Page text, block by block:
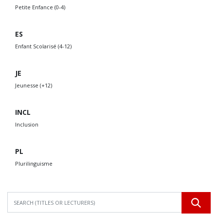
Petite Enfance (0-4)
ES
Enfant Scolarisé (4-12)
JE
Jeunesse (+12)
INCL
Inclusion
PL
Plurilinguisme